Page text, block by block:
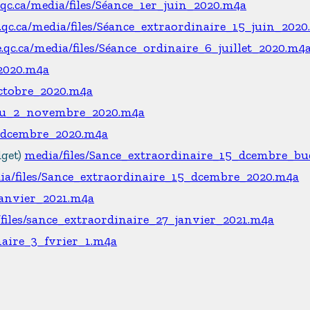
media/files/Séance_1er_juin_2020.m4a
media/files/
media/files/
media/files/
files/Sance_extraordinaire_15_dcembre_2020.m4a
sance_extraordinaire_27_janvier_2021.m4a